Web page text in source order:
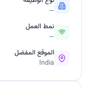
—
نمط العمل
—
الموقع المفضل
India